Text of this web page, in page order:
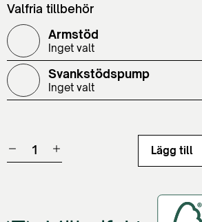
Valfria tillbehör
Armstöd
Inget valt
Svankstödspump
Inget valt
Lägg till